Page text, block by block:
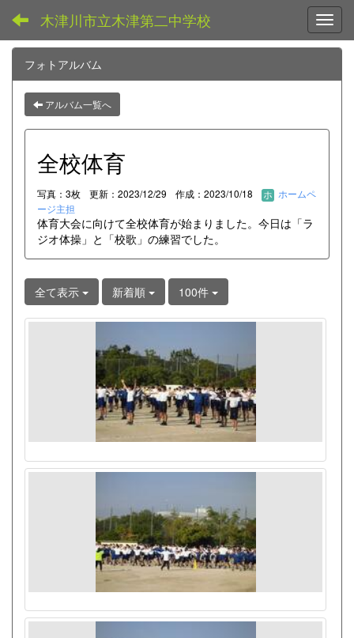
木津川市立木津第二中学校
フォトアルバム
アルバム一覧へ
全校体育
写真：3枚 更新：2023/12/29 作成：2023/10/18
ホームペ
ージ主担
体育大会に向けて全校体育が始まりました。今日は「ラ
ジオ体操」と「校歌」の練習でした。
全て表示 新着順 100件